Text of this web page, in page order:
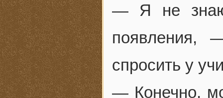
— Я не
появления,
спросить у
— Конечно,